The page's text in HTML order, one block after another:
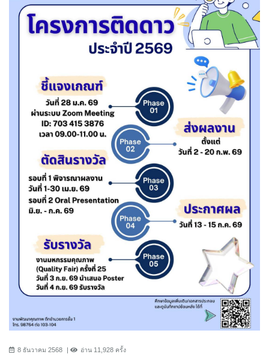
8 ธันวาคม 2568 อ่าน 11,928 ครั้ง